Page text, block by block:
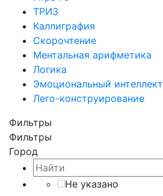
ТРИЗ
Каллиграфия
Скорочтение
Ментальная арифметика
Логика
Эмоциональный интеллект
Лего-конструирование
Фильтры
Фильтры
Город
Не указано